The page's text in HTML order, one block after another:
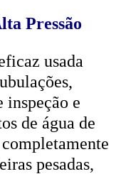
Pressão
usada
inspeção e
de água de
pesadas,